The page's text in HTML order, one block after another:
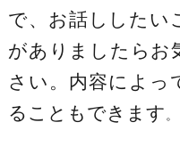
で、お話ししたい
がありましたらお
さい。内容によっ
ることもできます 。